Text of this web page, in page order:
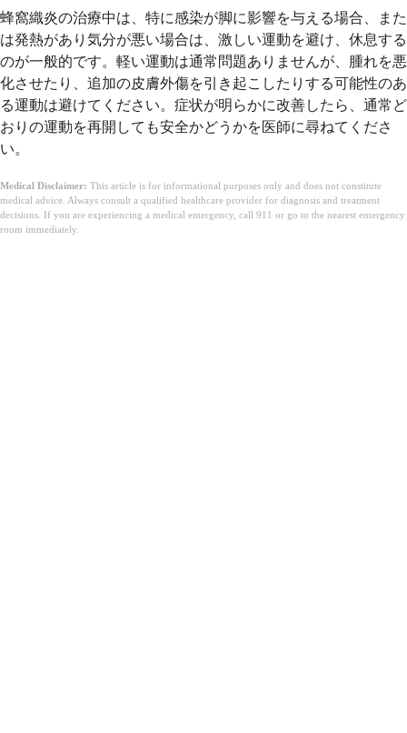
蜂窩織炎の治療中は、特に感染が脚に影響を与える場合、また
は発熱があり気分が悪い場合は、激しい運動を避け、休息する
のが一般的です。軽い運動は通常問題ありませんが、腫れを悪
化させたり、追加の皮膚外傷を引き起こしたりする可能性のあ
る運動は避けてください。症状が明らかに改善したら、通常ど
おりの運動を再開しても安全かどうかを医師に尋ねてくださ
い。
Medical Disclaimer: This article is for informational purposes only and does not constitute
medical advice. Always consult a qualified healthcare provider for diagnosis and treatment
decisions. If you are experiencing a medical emergency, call 911 or go to the nearest emergency
room immediately.